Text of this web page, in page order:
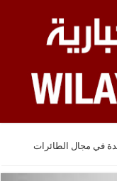
في مجال الطائرات